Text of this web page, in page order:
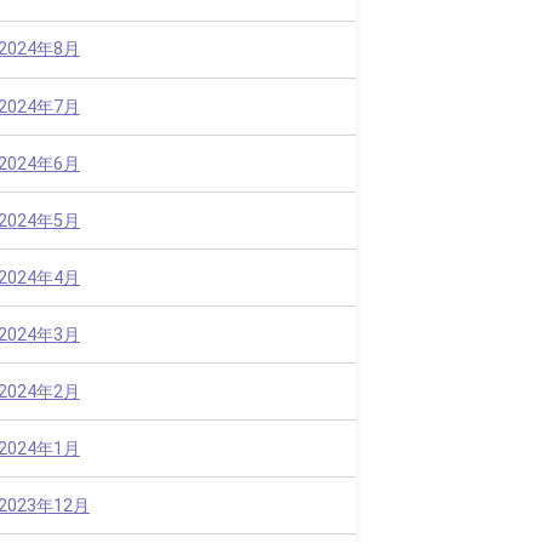
年8月
年7月
年6月
年5月
年4月
年3月
年2月
年1月
年12月